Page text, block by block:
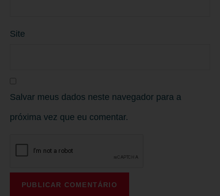
Site
Salvar meus dados neste navegador para a
próxima vez que eu comentar.